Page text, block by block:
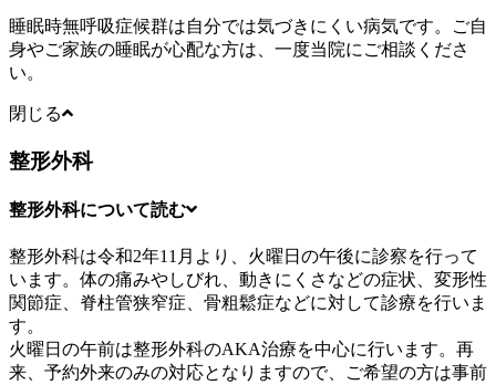
睡眠時無呼吸症候群は自分では気づきにくい病気です。ご自
身やご家族の睡眠が心配な方は、一度当院にご相談くださ
い。
閉じる
整形外科
整形外科について読む
整形外科は令和2年11月より、火曜日の午後に診察を行って
います。体の痛みやしびれ、動きにくさなどの症状、変形性
関節症、脊柱管狭窄症、骨粗鬆症などに対して診療を行いま
す。
火曜日の午前は整形外科のAKA治療を中心に行います。再
来、予約外来のみの対応となりますので、ご希望の方は事前